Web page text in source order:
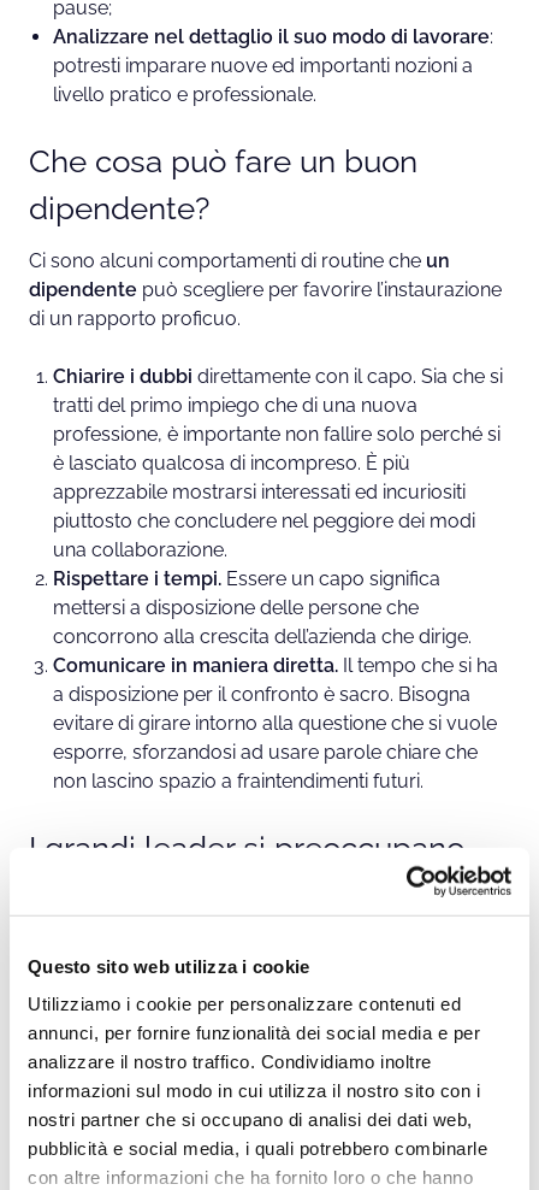
Questo sito web utilizza i cookie
Utilizziamo i cookie per personalizzare contenuti ed
annunci, per fornire funzionalità dei social media e per
analizzare il nostro traffico. Condividiamo inoltre
informazioni sul modo in cui utilizza il nostro sito con i
nostri partner che si occupano di analisi dei dati web,
pubblicità e social media, i quali potrebbero combinarle
con altre informazioni che ha fornito loro o che hanno
pause;
Analizzare nel dettaglio il suo modo di lavorare:
potresti imparare nuove ed importanti nozioni a
livello pratico e professionale.
Che cosa può fare un buon
dipendente?
Ci sono alcuni comportamenti di routine che un
dipendente può scegliere per favorire l’instaurazione
di un rapporto proficuo.
Chiarire i dubbi direttamente con il capo. Sia che si
tratti del primo impiego che di una nuova
professione, è importante non fallire solo perché si
è lasciato qualcosa di incompreso. È più
apprezzabile mostrarsi interessati ed incuriositi
piuttosto che concludere nel peggiore dei modi
una collaborazione.
Rispettare i tempi. Essere un capo significa
mettersi a disposizione delle persone che
concorrono alla crescita dell’azienda che dirige.
Comunicare in maniera diretta. Il tempo che si ha
a disposizione per il confronto è sacro. Bisogna
evitare di girare intorno alla questione che si vuole
esporre, sforzandosi ad usare parole chiare che
non lascino spazio a fraintendimenti futuri.
I grandi leader si preoccupano
del benessere dei dipendenti
che, oltre 40 anni fa, Michele Ferrero si è preoccupato
di scrivere per i suoi responsabiliuna breve guida
dedicata unicamente alrapporto con il personale?
Larelazione capo – dipendentequindi è un impegno
quotidiano reciproco: l’errore è pensare che sia
sempre il leader a dover fare il primo passo.